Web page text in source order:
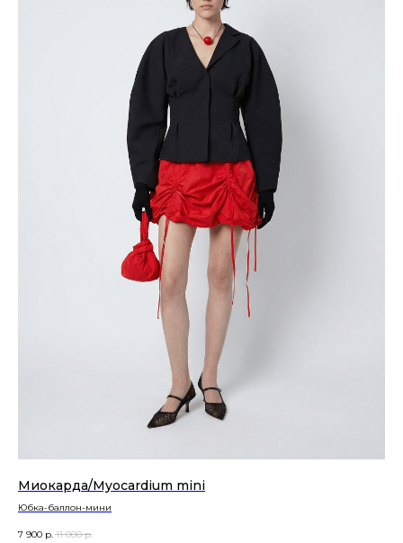
Миокарда/Myocardium mini
Юбка-баллон-мини
7 900 р. 11 000 р.
Подписываясь на рассылку, вы даете
обработку персональных данных
Подписаться